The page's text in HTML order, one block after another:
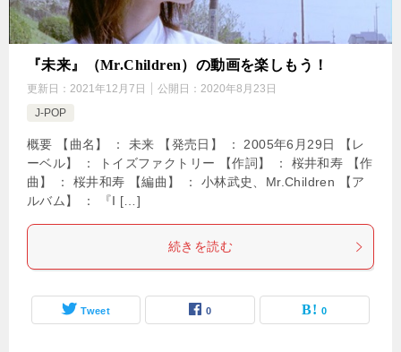
『未来』（Mr.Children）の動画を楽しもう！
更新日： 2021年12月7日 公開日： 2020年8月23日
J-POP
概要 【曲名】 ： 未来 【発売日】 ： 2005年6月29日 【レ
ーベル】 ： トイズファクトリー 【作詞】 ： 桜井和寿 【作
曲】 ： 桜井和寿 【編曲】 ： 小林武史、Mr.Children 【ア
ルバム】 ： 『I […]
続きを読む
Tweet 0 0